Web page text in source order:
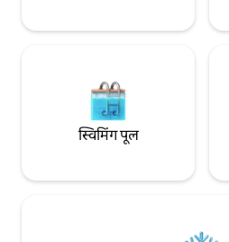
स्विमिंग पूल